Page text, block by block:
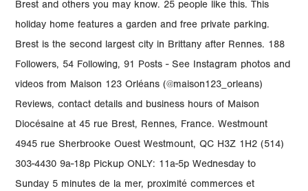
Brest and others you may know. 25 people like this. This
holiday home features a garden and free private parking.
Brest is the second largest city in Brittany after Rennes. 188
Followers, 54 Following, 91 Posts - See Instagram photos and
videos from Maison 123 Orléans (@maison123_orleans)
Reviews, contact details and business hours of Maison
Diocésaine at 45 rue Brest, Rennes, France. Westmount
4945 rue Sherbrooke Ouest Westmount, QC H3Z 1H2 (514)
303-4430 9a-18p Pickup ONLY: 11a-5p Wednesday to
Sunday 5 minutes de la mer, proximité commerces et